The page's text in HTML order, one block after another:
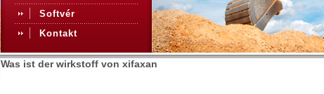
Softvér
Kontakt
Was ist der wirkstoff von xifaxan